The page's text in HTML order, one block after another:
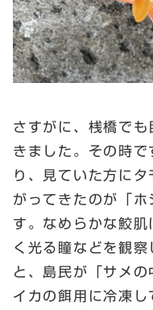
さすがに、桟橋で
きました。その時
り、見ていた方に
がってきたのが「
す。なめらかな鮫
く光る瞳などを観
と、島民が「サメ
イカの餌用に冷凍